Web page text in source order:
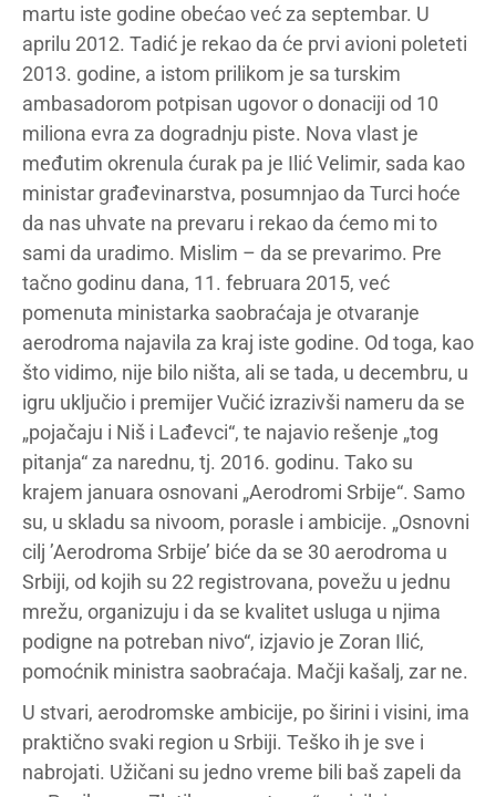
martu iste godine obećao već za septembar. U
aprilu 2012. Tadić je rekao da će prvi avioni poleteti
2013. godine, a istom prilikom je sa turskim
ambasadorom potpisan ugovor o donaciji od 10
miliona evra za dogradnju piste. Nova vlast je
međutim okrenula ćurak pa je Ilić Velimir, sada kao
ministar građevinarstva, posumnjao da Turci hoće
da nas uhvate na prevaru i rekao da ćemo mi to
sami da uradimo. Mislim – da se prevarimo. Pre
tačno godinu dana, 11. februara 2015, već
pomenuta ministarka saobraćaja je otvaranje
aerodroma najavila za kraj iste godine. Od toga, kao
što vidimo, nije bilo ništa, ali se tada, u decembru, u
igru uključio i premijer Vučić izrazivši nameru da se
„pojačaju i Niš i Lađevci“, te najavio rešenje „tog
pitanja“ za narednu, tj. 2016. godinu. Tako su
krajem januara osnovani „Aerodromi Srbije“. Samo
su, u skladu sa nivoom, porasle i ambicije. „Osnovni
cilj ’Aerodroma Srbije’ biće da se 30 aerodroma u
Srbiji, od kojih su 22 registrovana, povežu u jednu
mrežu, organizuju i da se kvalitet usluga u njima
podigne na potreban nivo“, izjavio je Zoran Ilić,
pomoćnik ministra saobraćaja. Mačji kašalj, zar ne.
U stvari, aerodromske ambicije, po širini i visini, ima
praktično svaki region u Srbiji. Teško ih je sve i
nabrojati. Užičani su jedno vreme bili baš zapeli da